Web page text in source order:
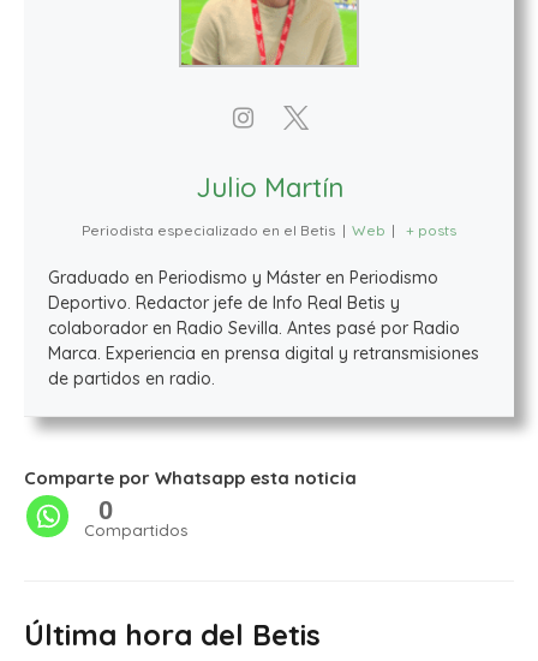
Julio Martín
Periodista especializado en el Betis | Web | + posts
Graduado en Periodismo y Máster en Periodismo
Deportivo. Redactor jefe de Info Real Betis y
colaborador en Radio Sevilla. Antes pasé por Radio
Marca. Experiencia en prensa digital y retransmisiones
de partidos en radio.
Comparte por Whatsapp esta noticia
0
Compartidos
Última hora del Betis